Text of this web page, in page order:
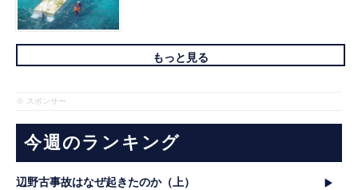
もっと見る
※ スポンサー
今週のランキング
辺野古事故はなぜ起きたのか（上）